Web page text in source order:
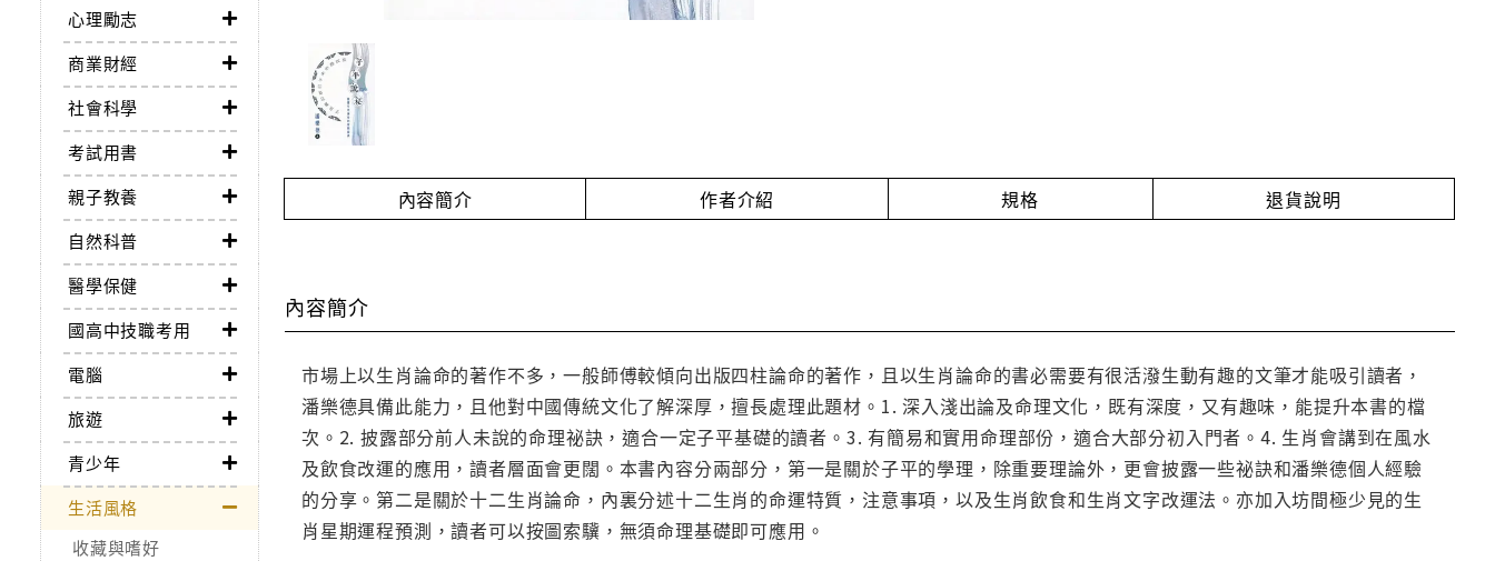
心理勵志
商業財經
社會科學
考試用書
親子教養
自然科普
醫學保健
國高中技職考用
電腦
旅遊
青少年
生活風格
收藏與嗜好
內容簡介 作者介紹 規格 退貨說明
內容簡介
市場上以生肖論命的著作不多，一般師傅較傾向出版四柱論命的著作，且以生肖論命的書必需要有很活潑生動有趣的文筆才能吸引讀者，
潘樂德具備此能力，且他對中國傳統文化了解深厚，擅長處理此題材。1. 深入淺出論及命理文化，既有深度，又有趣味，能提升本書的檔
次。2. 披露部分前人未說的命理祕訣，適合一定子平基礎的讀者。3. 有簡易和實用命理部份，適合大部分初入門者。4. 生肖會講到在風水
及飲食改運的應用，讀者層面會更闊。本書內容分兩部分，第一是關於子平的學理，除重要理論外，更會披露一些祕訣和潘樂德個人經驗
的分享。第二是關於十二生肖論命，內裏分述十二生肖的命運特質，注意事項，以及生肖飲食和生肖文字改運法。亦加入坊間極少見的生
肖星期運程預測，讀者可以按圖索驥，無須命理基礎即可應用。